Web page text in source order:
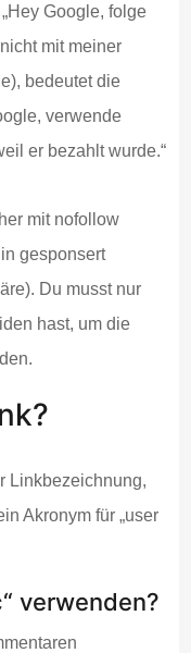
Google, folge
mit meiner
bedeutet die
verwende
er bezahlt wurde.“
mit nofollow
gesponsert
Du musst nur
hast, um die
Linkbezeichnung,
Akronym für „user
verwenden?